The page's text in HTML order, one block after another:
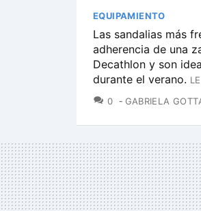
EQUIPAMIENTO
Las sandalias más
adherencia de una
Decathlon y son
durante el verano.
0 COMENTARIOS
GABRIELA